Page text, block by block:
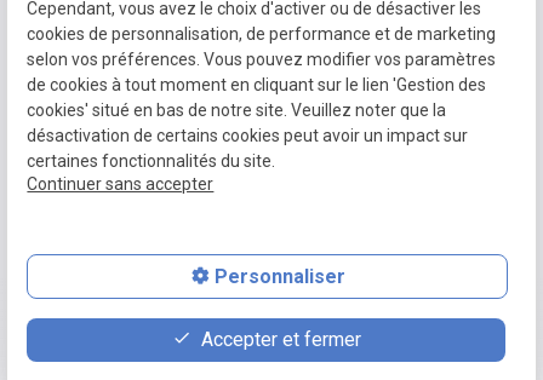
SIRET :87825119800023
Plan du site
Mentions
légales
Politique de
place contact_page phone
Cependant, vous avez le choix d'activer ou de désactiver les
cookies de personnalisation, de performance et de marketing
selon vos préférences. Vous pouvez modifier vos paramètres
de cookies à tout moment en cliquant sur le lien 'Gestion des
cookies' situé en bas de notre site. Veuillez noter que la
désactivation de certains cookies peut avoir un impact sur
certaines fonctionnalités du site.
Continuer sans accepter
Personnaliser
Accepter et fermer